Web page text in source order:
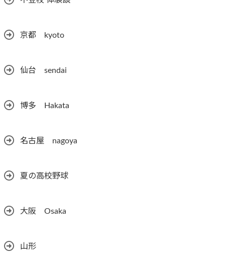
京都 kyoto
仙台 sendai
博多 Hakata
名古屋 nagoya
夏の高校野球
大阪 Osaka
山形